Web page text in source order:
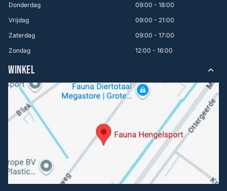
Donderdag
09:00 - 18:00
Vrijdag
09:00 - 21:00
Zaterdag
09:00 - 17:00
Zondag
12:00 - 16:00
WINKEL